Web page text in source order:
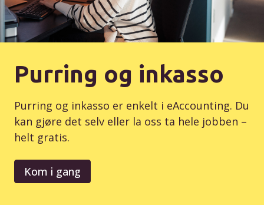
Purring og inkasso
Purring og inkasso er enkelt i eAccounting. Du
kan gjøre det selv eller la oss ta hele jobben –
helt gratis.
Kom i gang